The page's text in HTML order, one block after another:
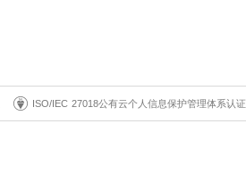
ISO/IEC 27018公有云个人信息保护管理体系认证